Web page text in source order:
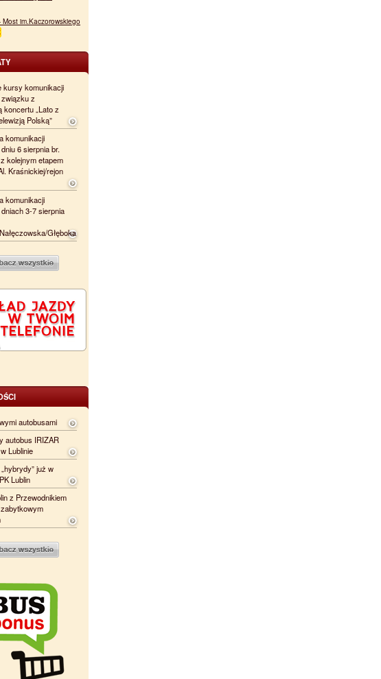
Most im.Kaczorowskiego
kursy komunikacji
z
koncertu „Lato z
Polską”
komunikacji
6 sierpnia br.
kolejnym etapem
Kraśnickiej/rejon
komunikacji
3-7 sierpnia
Głęboka
autobusami
autobus IRIZAR
Lublinie
już w
Lublin
z Przewodnikiem